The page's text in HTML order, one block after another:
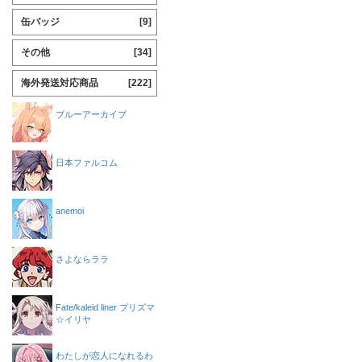
缶バッジ [9]
その他 [34]
海外発送対応商品 [222]
ブルーアーカイブ
日本ファルコム
anemoi
さよならララ
Fate/kaleid liner プリズマ
☆イリヤ
わたしが恋人になれるわ